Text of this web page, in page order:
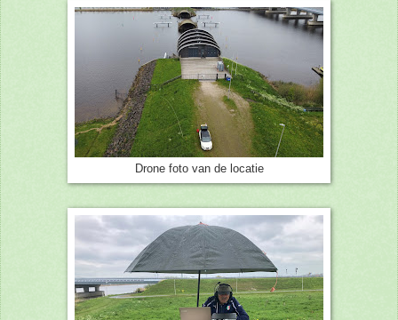
Drone foto van de locatie